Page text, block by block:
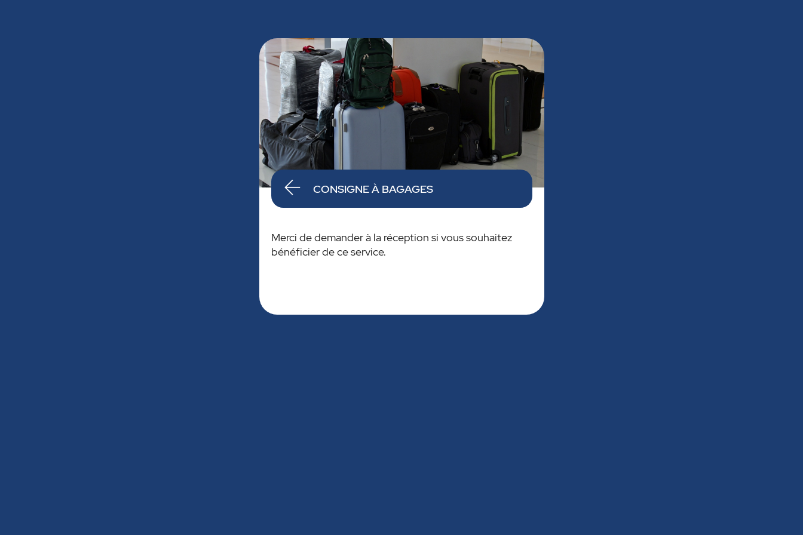
CONSIGNE À BAGAGES
Merci de demander à la réception si vous souhaitez
bénéficier de ce service.